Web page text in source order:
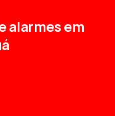
alarmesem